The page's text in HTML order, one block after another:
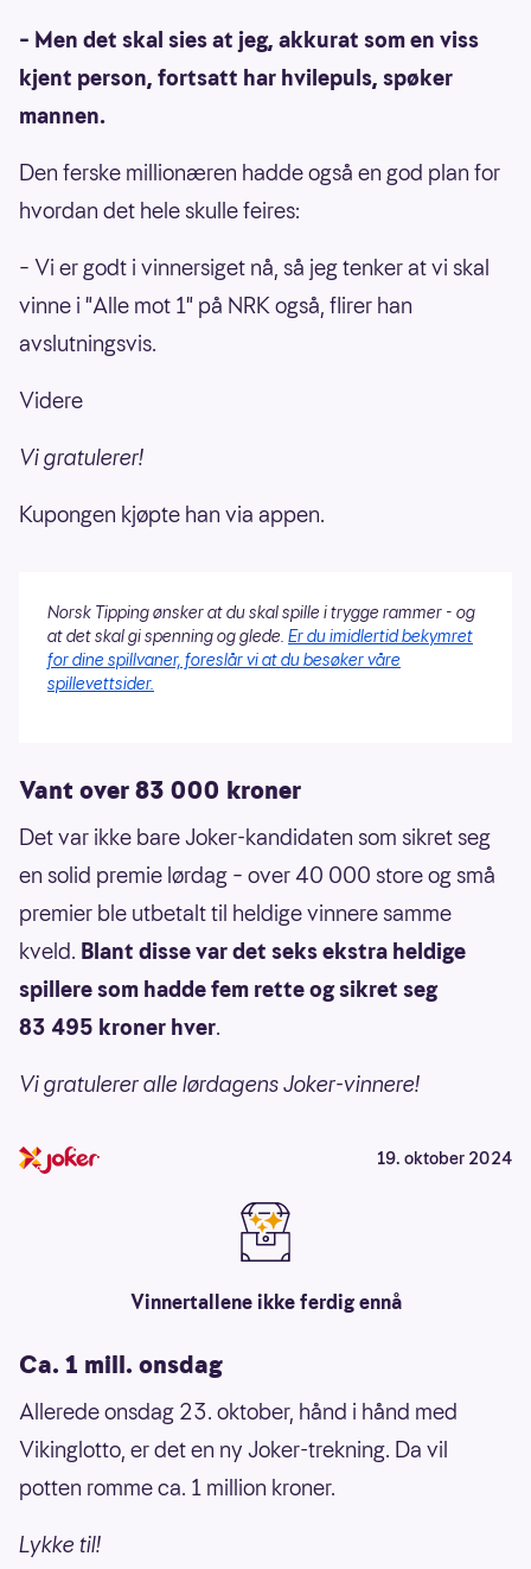
– Men det skal sies at jeg, akkurat som en viss
kjent person, fortsatt har hvilepuls, spøker
mannen.
Den ferske millionæren hadde også en god plan for
hvordan det hele skulle feires:
– Vi er godt i vinnersiget nå, så jeg tenker at vi skal
vinne i "Alle mot 1" på NRK også, flirer han
avslutningsvis.
Videre
Vi gratulerer!
Kupongen kjøpte han via appen.
Norsk Tipping ønsker at du skal spille i trygge rammer - og
at det skal gi spenning og glede. Er du imidlertid bekymret
for dine spillvaner, foreslår vi at du besøker våre
spillevettsider.
Vant over 83 000 kroner
Det var ikke bare Joker-kandidaten som sikret seg
en solid premie lørdag – over 40 000 store og små
premier ble utbetalt til heldige vinnere samme
kveld. Blant disse var det seks ekstra heldige
spillere som hadde fem rette og sikret seg
83 495 kroner hver.
Vi gratulerer alle lørdagens Joker-vinnere!
19. oktober 2024
Vinnertallene ikke ferdig ennå
Ca. 1 mill. onsdag
Allerede onsdag 23. oktober, hånd i hånd med
Vikinglotto, er det en ny Joker-trekning. Da vil
potten romme ca. 1 million kroner.
Lykke til!